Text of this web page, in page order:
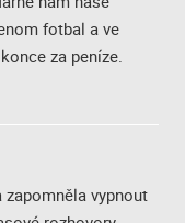
fotbal a ve
za peníze.
zapomněla vypnout